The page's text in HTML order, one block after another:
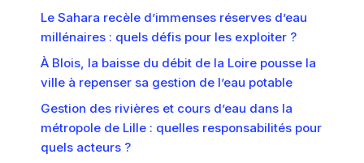
Le Sahara recèle d’immenses réserves d’eau
millénaires : quels défis pour les exploiter ?
À Blois, la baisse du débit de la Loire pousse la
ville à repenser sa gestion de l’eau potable
Gestion des rivières et cours d’eau dans la
métropole de Lille : quelles responsabilités pour
quels acteurs ?